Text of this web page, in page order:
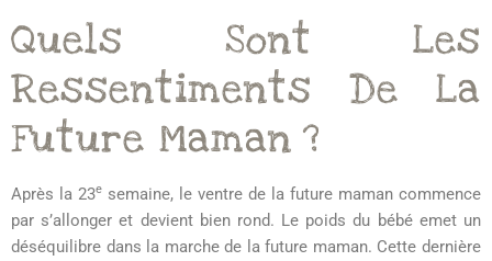
Quels Sont Les
Ressentiments De La
Future Maman ?
Après la 23e semaine, le ventre de la future maman commence
par s’allonger et devient bien rond. Le poids du bébé emet un
déséquilibre dans la marche de la future maman. Cette dernière